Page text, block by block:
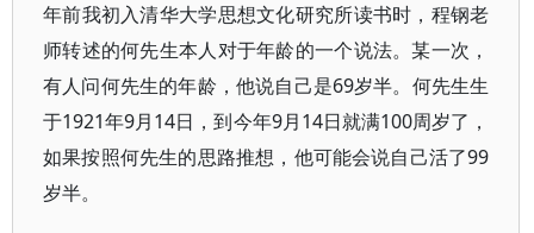
年前我初入清华大学思想文化研究所读书时，程钢老
师转述的何先生本人对于年龄的一个说法。某一次，
有人问何先生的年龄，他说自己是69岁半。何先生生
于1921年9月14日，到今年9月14日就满100周岁了，
如果按照何先生的思路推想，他可能会说自己活了99
岁半。